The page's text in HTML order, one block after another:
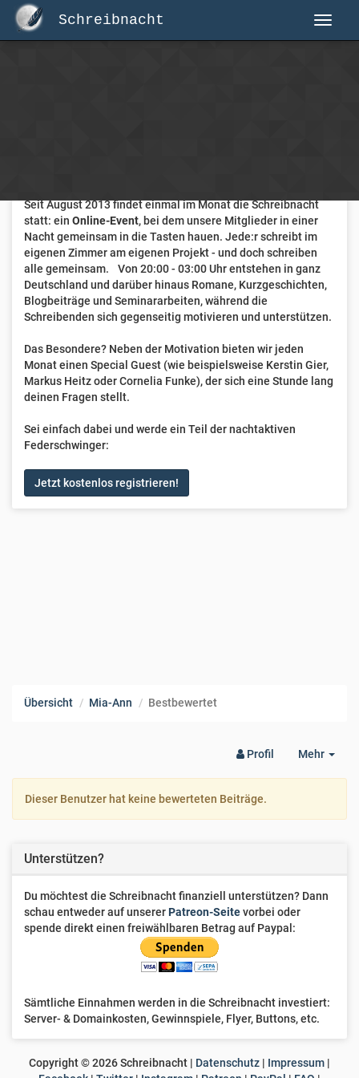
Schreibnacht
Seit August 2013 findet einmal im Monat die Schreibnacht
statt: ein Online-Event, bei dem unsere Mitglieder in einer
Nacht gemeinsam in die Tasten hauen. Jede:r schreibt im
eigenen Zimmer am eigenen Projekt - und doch schreiben
alle gemeinsam. Von 20:00 - 03:00 Uhr entstehen in ganz
Deutschland und darüber hinaus Romane, Kurzgeschichten,
Blogbeiträge und Seminararbeiten, während die
Schreibenden sich gegenseitig motivieren und unterstützen.
Das Besondere? Neben der Motivation bieten wir jeden
Monat einen Special Guest (wie beispielsweise Kerstin Gier,
Markus Heitz oder Cornelia Funke), der sich eine Stunde lang
deinen Fragen stellt.
Sei einfach dabei und werde ein Teil der nachtaktiven
Federschwinger:
Jetzt kostenlos registrieren!
Übersicht Mia-Ann Bestbewertet
Mehr
Profil
Dieser Benutzer hat keine bewerteten Beiträge.
Unterstützen?
Du möchtest die Schreibnacht finanziell unterstützen? Dann
schau entweder auf unsererPatreon-Seitevorbei oder
spende direkt einen freiwählbaren Betrag auf Paypal:
Sämtliche Einnahmen werden in die Schreibnacht investiert:
Server- & Domainkosten, Gewinnspiele, Flyer, Buttons, etc.
Copyright ©2026Schreibnacht | Datenschutz | Impressum |